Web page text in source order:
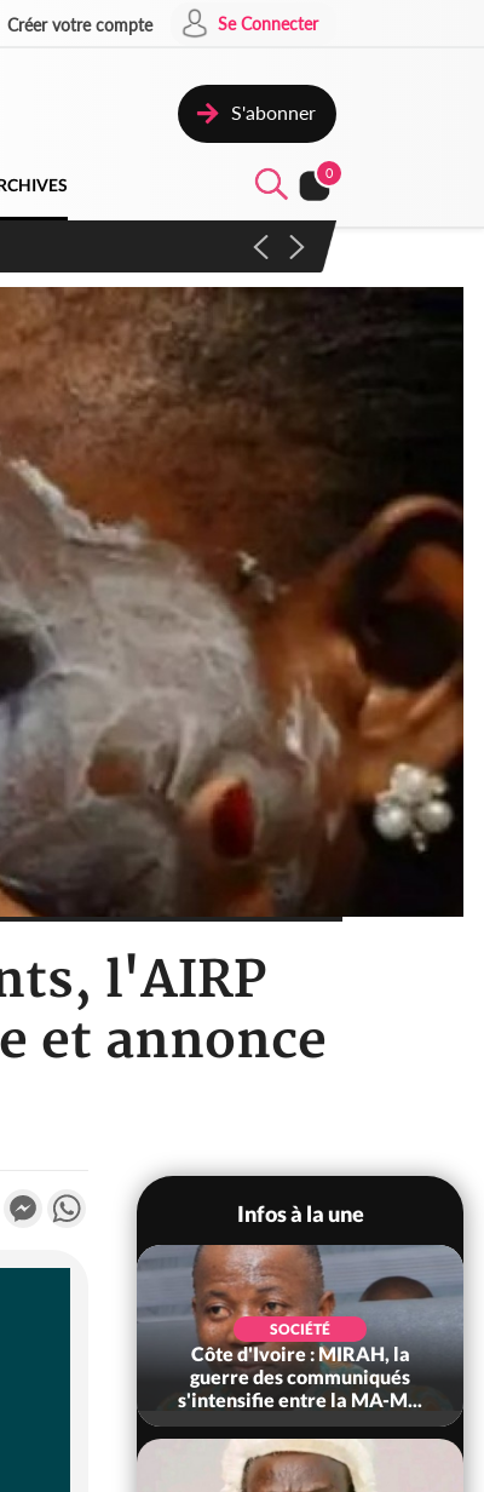
Créer votre compte Se Connecter
S'abonner
0
les produits
l'AIRP
et annonce
Gmail MessengerWhatsApp
Infos à la une
deux
dans un
SOCIÉTÉ
Côte d'Ivoire : MIRAH, la
guerre des communiqués
s'intensifie entre la MA-M...